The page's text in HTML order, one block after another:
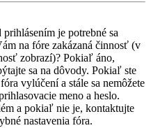
je potrebné sa
na fóre zakázaná činnosť (v
zobrazí)? Pokiaľ áno,
sa na dôvody. Pokiaľ ste
vylúčení a stále sa nemôžete
meno a heslo.
a pokiaľ nie je, kontaktujte
nastavenia fóra.